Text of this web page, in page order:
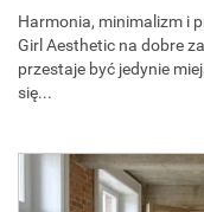
Harmonia, minimalizm i
Girl Aesthetic na dobre
przestaje być jedynie
się...